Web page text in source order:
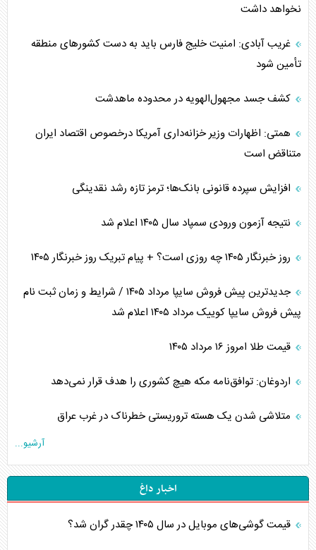
نخواهد داشت
غریب آبادی: امنیت خلیج فارس باید به دست کشورهای منطقه
تأمین شود
کشف جسد مجهول‌الهویه در محدوده ماهدشت
همتی: اظهارات وزیر خزانه‌داری آمریکا درخصوص اقتصاد ایران
متناقض است
افزایش سپرده قانونی بانک‌ها؛ ترمز تازه رشد نقدینگی
نتیجه آزمون ورودی سمپاد سال ۱۴۰۵ اعلام شد
روز خبرنگار ۱۴۰۵ چه روزی است؟ + پیام تبریک روز خبرنگار ۱۴۰۵
جدیدترین پیش فروش سایپا مرداد ۱۴۰۵ / شرایط و زمان ثبت نام
پیش فروش سایپا کوییک مرداد ۱۴۰۵ اعلام شد
قیمت طلا امروز ۱۶ مرداد ۱۴۰۵
اردوغان: توافق‌نامه مکه هیچ کشوری را هدف قرار نمی‌دهد
متلاشی شدن یک هسته تروریستی خطرناک در غرب عراق
آرشیو...
اخبار داغ
قیمت گوشی‌های موبایل در سال ۱۴۰۵ چقدر گران شد؟